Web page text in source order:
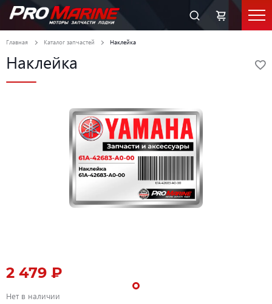
Главная Каталог запчастей Наклейка
Наклейка
2 479 ₽
Нет в наличии